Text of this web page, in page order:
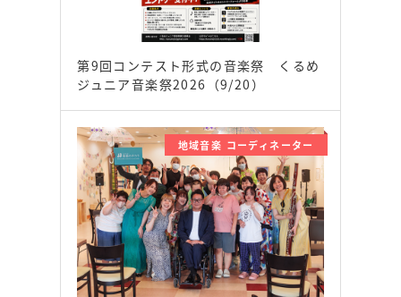
第9回コンテスト形式の音楽祭 くるめ
ジュニア音楽祭2026（9/20）
地域音楽 コーディネーター